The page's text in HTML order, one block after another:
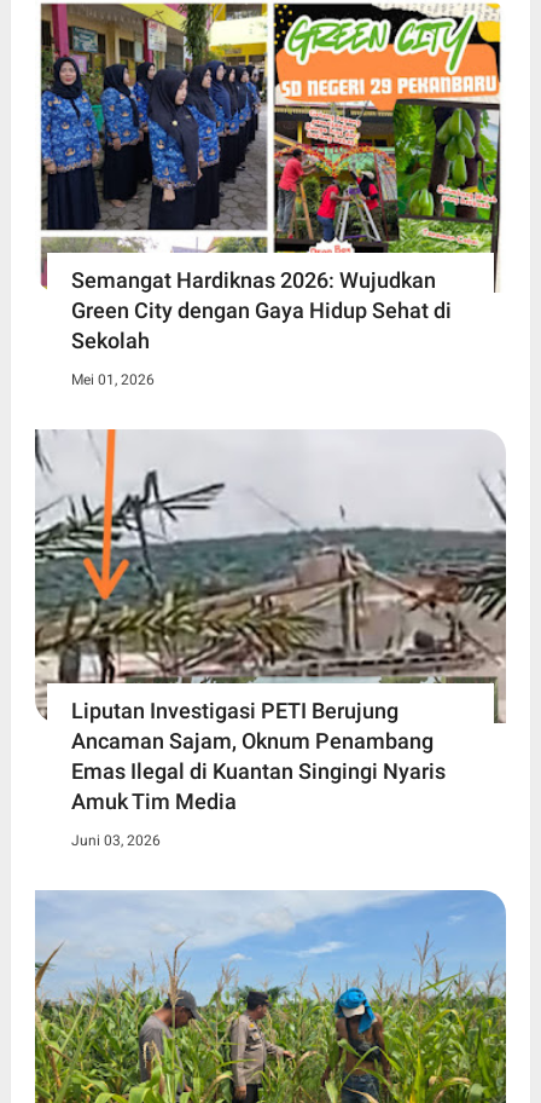
Semangat Hardiknas 2026: Wujudkan
Green City dengan Gaya Hidup Sehat di
Sekolah
Mei 01, 2026
Liputan Investigasi PETI Berujung
Ancaman Sajam, Oknum Penambang
Emas Ilegal di Kuantan Singingi Nyaris
Amuk Tim Media
Juni 03, 2026